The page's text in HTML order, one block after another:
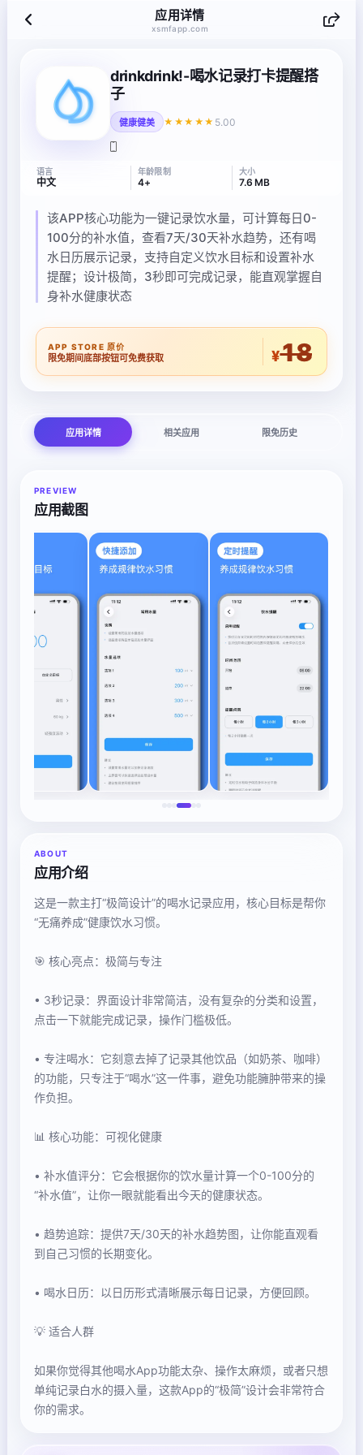
应用详情
xsmfapp.com
drinkdrink!-喝水记录打卡提醒搭
子
健康健美 ★★★★★ 5.00
语言
中文
年龄限制
4+
大小
7.6 MB
该APP核心功能为一键记录饮水量，可计算每日0-
100分的补水值，查看7天/30天补水趋势，还有喝
水日历展示记录，支持自定义饮水目标和设置补水
提醒；设计极简，3秒即可完成记录，能直观掌握自
身补水健康状态
APP STORE 原价
限免期间底部按钮可免费获取 ¥18
应用详情 相关应用 限免历史
PREVIEW
应用截图
ABOUT
应用介绍
这是一款主打“极简设计”的喝水记录应用，核心目标是帮你
“无痛养成”健康饮水习惯。
🎯 核心亮点：极简与专注
• 3秒记录：界面设计非常简洁，没有复杂的分类和设置，
点击一下就能完成记录，操作门槛极低。
• 专注喝水：它刻意去掉了记录其他饮品（如奶茶、咖啡）
的功能，只专注于“喝水”这一件事，避免功能臃肿带来的操
作负担。
📊 核心功能：可视化健康
• 补水值评分：它会根据你的饮水量计算一个0-100分的
“补水值”，让你一眼就能看出今天的健康状态。
• 趋势追踪：提供7天/30天的补水趋势图，让你能直观看
到自己习惯的长期变化。
• 喝水日历：以日历形式清晰展示每日记录，方便回顾。
💡 适合人群
如果你觉得其他喝水App功能太杂、操作太麻烦，或者只想
单纯记录白水的摄入量，这款App的“极简”设计会非常符合
你的需求。